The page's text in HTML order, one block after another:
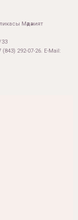
Мәдәният
33
292-07-26. E-Mail: